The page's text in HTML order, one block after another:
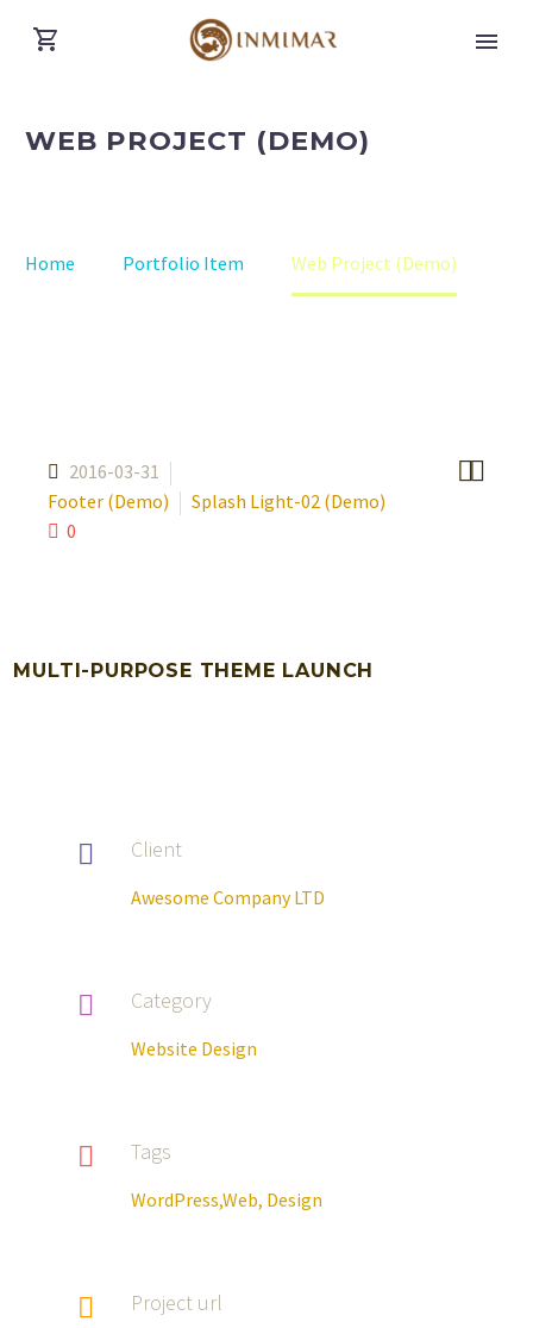
WEB PROJECT (DEMO)
Home Portfolio Item Web Project (Demo)

2016-03-31
Footer (Demo)
Splash Light-02 (Demo)
0
MULTI-PURPOSE THEME LAUNCH
 Client
Awesome Company LTD
 Category
Website Design
 Tags
WordPress,Web, Design
 Project url